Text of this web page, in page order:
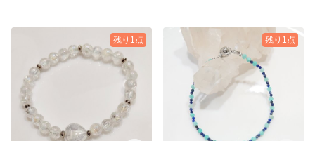
残り1点 残り1点